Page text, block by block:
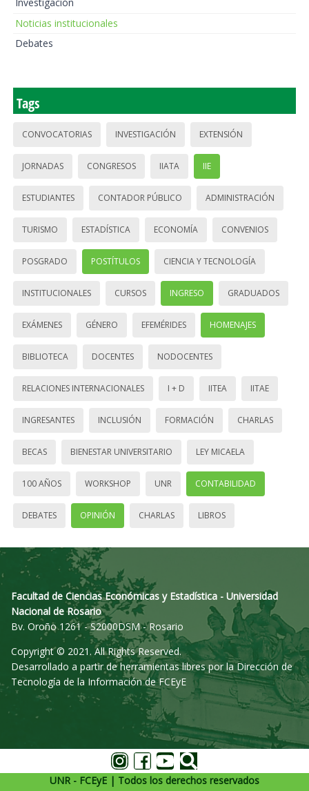
Investigación
Noticias institucionales
Debates
Tags
CONVOCATORIAS INVESTIGACIÓN EXTENSIÓN
JORNADAS CONGRESOS IIATA IIE
ESTUDIANTES CONTADOR PÚBLICO ADMINISTRACIÓN
TURISMO ESTADÍSTICA ECONOMÍA CONVENIOS
POSGRADO POSTÍTULOS CIENCIA Y TECNOLOGÍA
INSTITUCIONALES CURSOS INGRESO GRADUADOS
EXÁMENES GÉNERO EFEMÉRIDES HOMENAJES
BIBLIOTECA DOCENTES NODOCENTES
RELACIONES INTERNACIONALES I + D IITEA IITAE
INGRESANTES INCLUSIÓN FORMACIÓN CHARLAS
BECAS BIENESTAR UNIVERSITARIO LEY MICAELA
100 AÑOS WORKSHOP UNR CONTABILIDAD
DEBATES OPINIÓN CHARLAS LIBROS
Facultad de Ciencias Económicas y Estadística - Universidad
Nacional de Rosario
Bv. Oroño 1261 - S2000DSM - Rosario
Copyright © 2021. All Rights Reserved.
Desarrollado a partir de herramientas libres por la Dirección de
Tecnología de la Información de FCEyE
UNR - FCEyE | Todos los derechos reservados